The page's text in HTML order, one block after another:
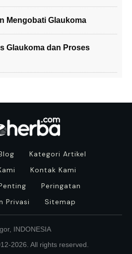
Mengobati Glaukoma
Glaukoma dan Proses
Kategori Artikel
Kontak Kami
Peringatan
Privasi
Sitemap
INDONESIA
2026. All rights reserved.